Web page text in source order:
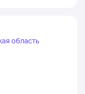
область